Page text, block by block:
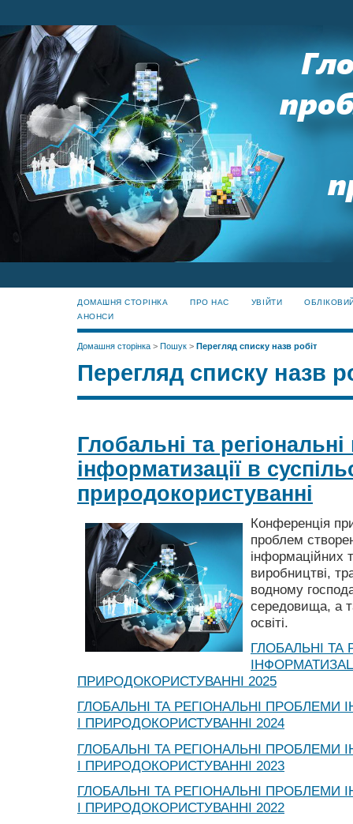
ДОМАШНЯ СТОРІНКА ПРО НАС УВІЙТИ
АНОНСИ
Домашня сторінка > Пошук > Перегляд списку назв робіт
Перегляд списку назв
Глобальні та
інформатизації в
природокористуванні
Конференція
проблем
інформаційних
виробництві,
водному
середовища, а
освіті.
ГЛОБАЛЬНІ ТА
ПРИРОДОКОРИСТУВАННІ 2025
ГЛОБАЛЬНІ ТА РЕГІОНАЛЬНІ ПРОБЛЕМИ
І ПРИРОДОКОРИСТУВАННІ 2024
ГЛОБАЛЬНІ ТА РЕГІОНАЛЬНІ ПРОБЛЕМИ
І ПРИРОДОКОРИСТУВАННІ 2023
ГЛОБАЛЬНІ ТА РЕГІОНАЛЬНІ ПРОБЛЕМИ
І ПРИРОДОКОРИСТУВАННІ 2022